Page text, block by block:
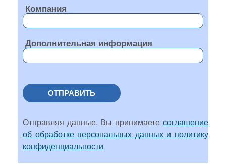
Компания
Дополнительная информация
ОТПРАВИТЬ
Отправляя данные, Вы принимаете соглашение
об обработке персональных данных и политику
конфиденциальности